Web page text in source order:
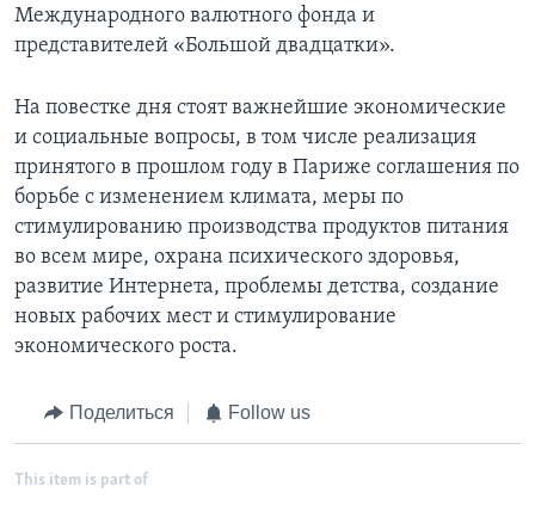
Международного валютного фонда и
представителей «Большой двадцатки».
На повестке дня стоят важнейшие экономические
и социальные вопросы, в том числе реализация
принятого в прошлом году в Париже соглашения по
борьбе с изменением климата, меры по
стимулированию производства продуктов питания
во всем мире, охрана психического здоровья,
развитие Интернета, проблемы детства, создание
новых рабочих мест и стимулирование
экономического роста.
Поделиться Follow us
This item is part of